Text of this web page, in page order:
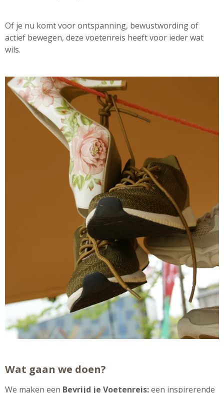
Of je nu komt voor ontspanning, bewustwording of
actief bewegen, deze voetenreis heeft voor ieder wat
wils.
Wat gaan we doen?
We maken een Bevrijd je Voetenreis:een inspirerende